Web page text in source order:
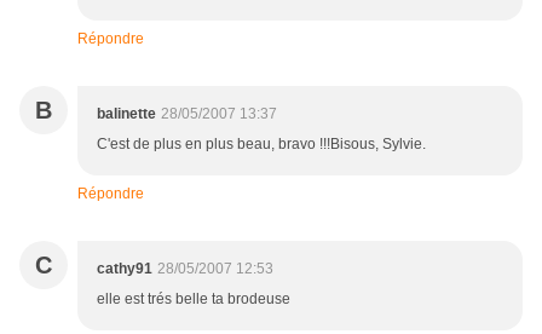
Répondre
B balinette 28/05/2007 13:37
C'est de plus en plus beau, bravo !!!Bisous, Sylvie.
Répondre
C cathy91 28/05/2007 12:53
elle est trés belle ta brodeuse